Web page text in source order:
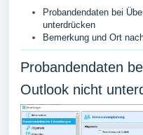
Probandendaten bei
unterdrücken
Bemerkung und Ort
Probandendaten
Outlook nicht